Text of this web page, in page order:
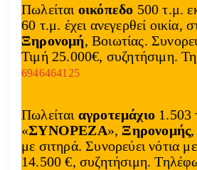
Πωλείται οικόπεδο 500 τ.μ.
60 τ.μ. έχει ανεγερθεί οικία,
Ξηρονομή, Βοιωτίας.
Τιμή 25.000€, συζητήσιμη.
6946464125
Πωλείται αγροτεμάχιο 1.503
«ΣΥΝΟΡΕΖΑ», Ξηρονομής,
με σιτηρά. Συνορεύει νότια
14.500 €, συζητήσιμη.